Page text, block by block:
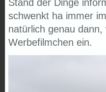
Stand der Dinge
schwenkt ha immer
natürlich genau
Werbefilmchen ein.